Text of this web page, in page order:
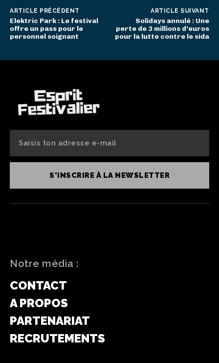
ARTICLE PRÉCÉDENT
Elektric Park : Le festival
offre un pass pour le
personnel soignant
ARTICLE SUIVANT
Solidays annulé : Une
perte de 3 millions d’euros
pour la lutte contre le sida
S'INSCRIRE À LA NEWSLETTER
Notre média :
CONTACT
A PROPOS
PARTENARIAT
RECRUTEMENTS